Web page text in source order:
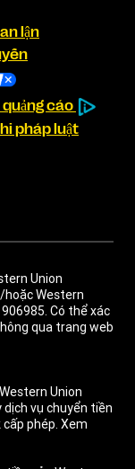
lận
quảng cáo
pháp luật
Union
hoặc Western
Có thể xác
qua trang web
Union
dịch vụ chuyển tiền
phép. Xem